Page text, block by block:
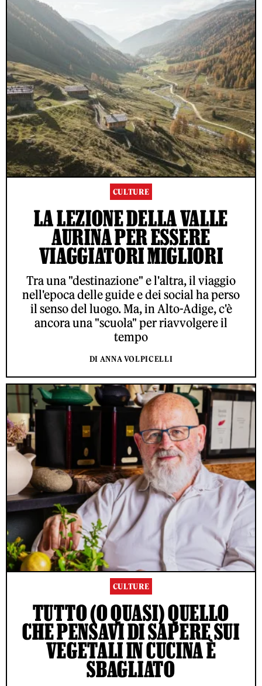
CULTURE
LA LEZIONE DELLA VALLE
AURINA PER ESSERE
VIAGGIATORI MIGLIORI
Tra una "destinazione" e l'altra, il viaggio
nell'epoca delle guide e dei social ha perso
il senso del luogo. Ma, in Alto-Adige, c'è
ancora una "scuola" per riavvolgere il
tempo
DI ANNA VOLPICELLI
CULTURE
TUTTO (O QUASI) QUELLO
CHE PENSAVI DI SAPERE SUI
VEGETALI IN CUCINA È
SBAGLIATO